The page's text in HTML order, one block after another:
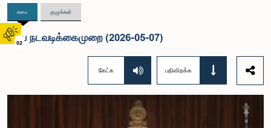
02
சபை குழுக்கள்
சபை நடவடிக்கைமுறை (2026-05-07)
கேட்க பதிவிறக்க